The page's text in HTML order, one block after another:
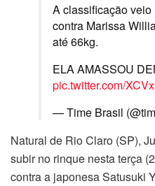
A classificação veio
contra Marissa
até 66kg.
ELA AMASSOU
pic.twitter.com/
— Time Brasil
Natural de Rio Claro (SP),
subir no rinque nesta terça
contra a japonesa Satusuki